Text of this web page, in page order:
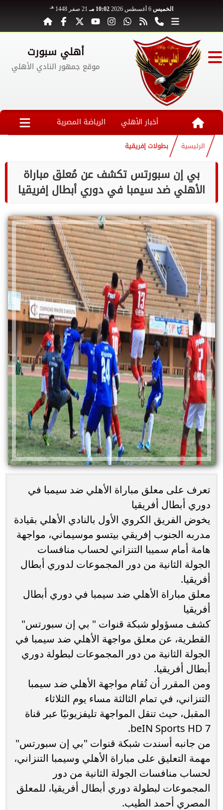
الخميس 10:02 مـ 21 صفر 1448 هـ
أهلي سبورت
موقع جمهور النادي الأهلي
أخبار الأهلي الرياضة المصرية
الرئيسية بطولات إفريقية
بي إن سبورتس تكشف عن مُعلق مباراة
الأهلي ضد سيمبا في دوري أبطال إفريقيا
تعرف على معلق مباراة الأهلي ضد سيمبا في
دوري أبطال أفريقيا
يخوض الفريق الكروي الأول بالنادي الأهلي بقيادة
مدربه الجنوب إفريقي بيتسو موسيماني، مواجهة
هامة أمام سميبا التنزاني لحساب منافسات
الجولة الثانية من دور المجموعات لدوري أبطال
أفريقيا.
معلق مباراة الأهلي ضد سيمبا في دوري أبطال
أفريقيا
كشف مسؤولو شبكة قنوات " بي إن سبورتس"
القطرية، عن معلق مواجهة الأهلي ضد سيمبا في
الجولة الثانية من دور المجموعات لبطولة دوري
أبطال أفريقيا.
ومن المقرر أن تُقام مواجهة الأهلي ضد سيمبا
التنزاني، في تمام الثالثة مساء يوم الثلاثاء
المقبل، حيث تنقل المواجهة تليفزيونيًا عبر قناة
beIN Sports HD 7.
من جانبه أسندت شبكة قنوات "بي إن سبورتس"
مهمة التعليق على مباراة الأهلي وسيمبا التنزاني،
لحساب منافسات الجولة الثانية من دور
المجموعات لبطولة دوري أبطال أفريقيا، للمعلق
المصري أحمد الطيب.